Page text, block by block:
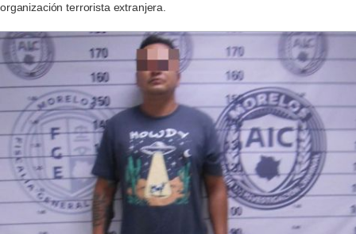
organización terrorista extranjera.